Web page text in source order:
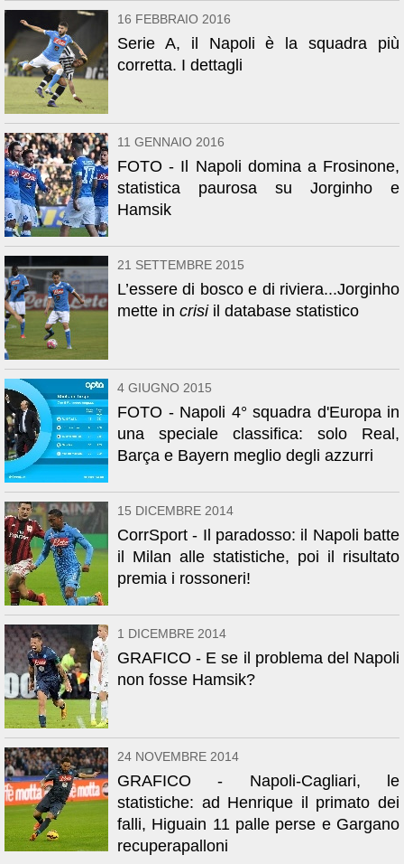
16 FEBBRAIO 2016
Serie A, il Napoli è la squadra più
corretta. I dettagli
11 GENNAIO 2016
FOTO - Il Napoli domina a Frosinone,
statistica paurosa su Jorginho e
Hamsik
21 SETTEMBRE 2015
L’essere di bosco e di riviera...Jorginho
mette in crisiil database statistico
4 GIUGNO 2015
FOTO - Napoli 4° squadra d'Europa in
una speciale classifica: solo Real,
Barça e Bayern meglio degli azzurri
15 DICEMBRE 2014
CorrSport - Il paradosso: il Napoli batte
il Milan alle statistiche, poi il risultato
premia i rossoneri!
1 DICEMBRE 2014
GRAFICO - E se il problema del Napoli
non fosse Hamsik?
24 NOVEMBRE 2014
GRAFICO - Napoli-Cagliari, le
statistiche: ad Henrique il primato dei
falli, Higuain 11 palle perse e Gargano
recuperapalloni